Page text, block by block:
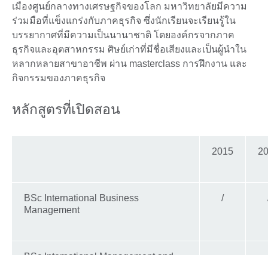
เมืองศูนย์กลางทางเศรษฐกิจของโลก มหาวิทยาลัยมีความ
ร่วมมือที่แข็งแกร่งกับภาคธุรกิจ ซึ่งนักเรียนจะเรียนรู้ใน
บรรยากาศที่มีความเป็นนานาชาติ โดยองค์กรจากภาค
ธุรกิจและอุตสาหกรรม ศิษย์เก่าที่มีชื่อเสียงและเป็นผู้นำใน
หลากหลายสาขาอาชีพ ผ่าน masterclass การฝึกงาน และ
กิจกรรมของภาคธุรกิจ
หลักสูตรที่เปิดสอน
2015
BSc International Business
Management
/